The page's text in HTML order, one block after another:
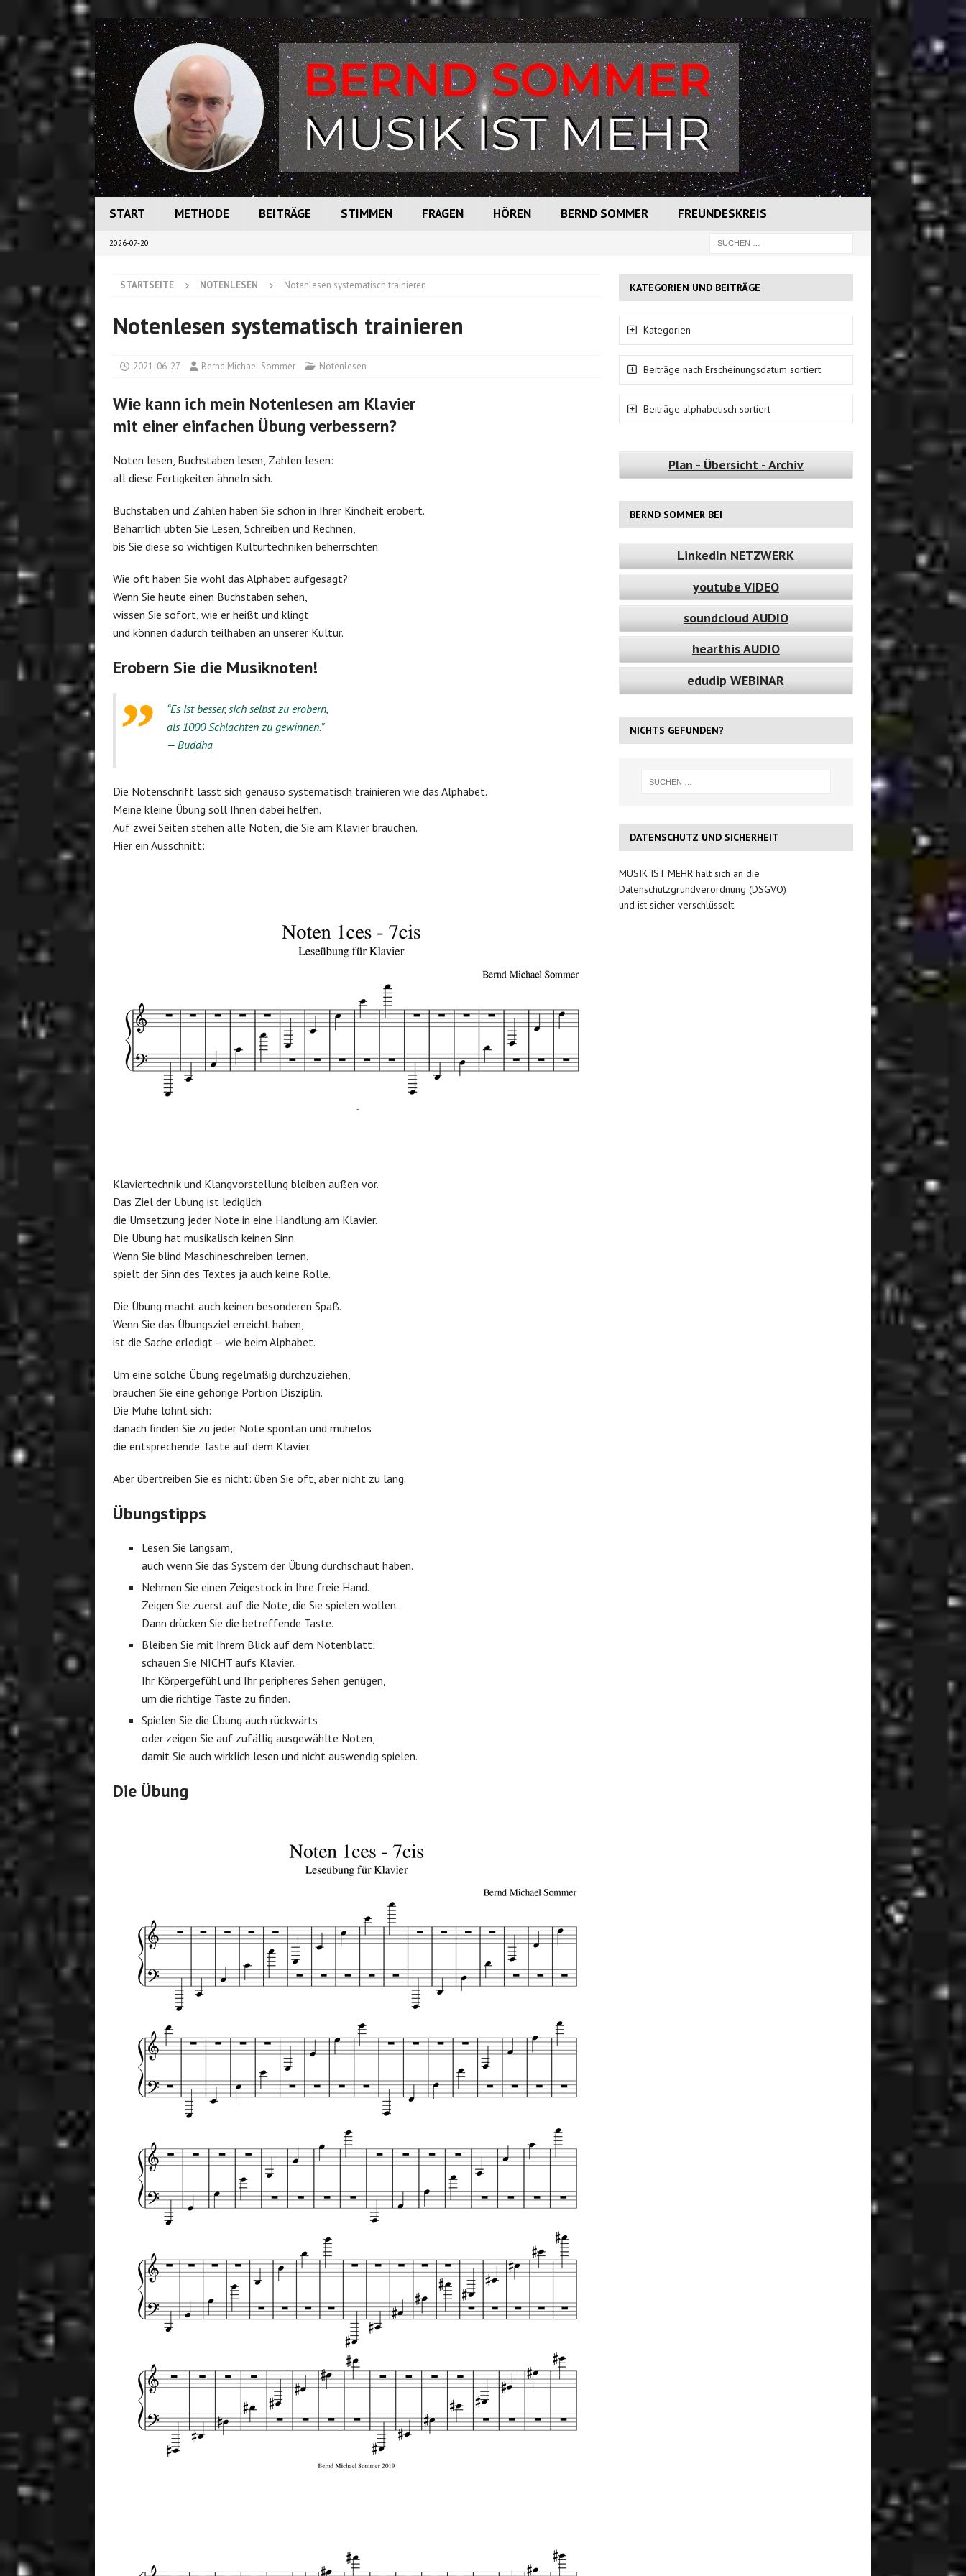
START METHODE BEITRÄGE STIMMEN FRAGEN HÖREN BERND SOMMER FREUNDESKREIS
2026-07-20
STARTSEITE NOTENLESEN Notenlesen systematisch trainieren
Notenlesen systematisch trainieren
2021-06-27 Bernd Michael Sommer Notenlesen
Wie kann ich mein Notenlesen am Klavier
mit einer einfachen Übung verbessern?
Noten lesen, Buchstaben lesen, Zahlen lesen:
all diese Fertigkeiten ähneln sich.
Buchstaben und Zahlen haben Sie schon in Ihrer Kindheit erobert.
Beharrlich übten Sie Lesen, Schreiben und Rechnen,
bis Sie diese so wichtigen Kulturtechniken beherrschten.
Wie oft haben Sie wohl das Alphabet aufgesagt?
Wenn Sie heute einen Buchstaben sehen,
wissen Sie sofort, wie er heißt und klingt
und können dadurch teilhaben an unserer Kultur.
Erobern Sie die Musiknoten!
“Es ist besser, sich selbst zu erobern,
als 1000 Schlachten zu gewinnen.”
— Buddha
Die Notenschrift lässt sich genauso systematisch trainieren wie das Alphabet.
Meine kleine Übung soll Ihnen dabei helfen.
Auf zwei Seiten stehen alle Noten, die Sie am Klavier brauchen.
Hier ein Ausschnitt:
Klaviertechnik und Klangvorstellung bleiben außen vor.
Das Ziel der Übung ist lediglich
die Umsetzung jeder Note in eine Handlung am Klavier.
Die Übung hat musikalisch keinen Sinn.
Wenn Sie blind Maschineschreiben lernen,
spielt der Sinn des Textes ja auch keine Rolle.
Die Übung macht auch keinen besonderen Spaß.
Wenn Sie das Übungsziel erreicht haben,
ist die Sache erledigt – wie beim Alphabet.
Um eine solche Übung regelmäßig durchzuziehen,
brauchen Sie eine gehörige Portion Disziplin.
Die Mühe lohnt sich:
danach finden Sie zu jeder Note spontan und mühelos
die entsprechende Taste auf dem Klavier.
Aber übertreiben Sie es nicht: üben Sie oft, aber nicht zu lang.
Übungstipps
Lesen Sie langsam,
auch wenn Sie das System der Übung durchschaut haben.
Nehmen Sie einen Zeigestock in Ihre freie Hand.
Zeigen Sie zuerst auf die Note, die Sie spielen wollen.
Dann drücken Sie die betreffende Taste.
Bleiben Sie mit Ihrem Blick auf dem Notenblatt;
schauen Sie NICHT aufs Klavier.
Ihr Körpergefühl und Ihr peripheres Sehen genügen,
um die richtige Taste zu finden.
Spielen Sie die Übung auch rückwärts
oder zeigen Sie auf zufällig ausgewählte Noten,
damit Sie auch wirklich lesen und nicht auswendig spielen.
Die Übung
KATEGORIEN UND BEITRÄGE
Kategorien
Beiträge nach Erscheinungsdatum sortiert
Beiträge alphabetisch sortiert
Plan - Übersicht - Archiv
BERND SOMMER BEI
LinkedIn NETZWERK
youtube VIDEO
soundcloud AUDIO
hearthis AUDIO
edudip WEBINAR
NICHTS GEFUNDEN?
DATENSCHUTZ UND SICHERHEIT
MUSIK IST MEHR hält sich an die
Datenschutzgrundverordnung (DSGVO)
und ist sicher verschlüsselt.